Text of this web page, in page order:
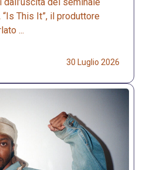
dall’uscita del seminale
This It”, il produttore
...
30 Luglio 2026